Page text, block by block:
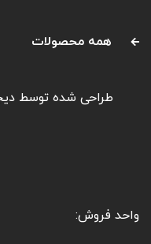
همه محصولات
طراحی شده توسط
واحد فروش: